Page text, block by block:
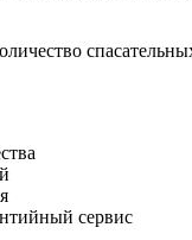
сервис